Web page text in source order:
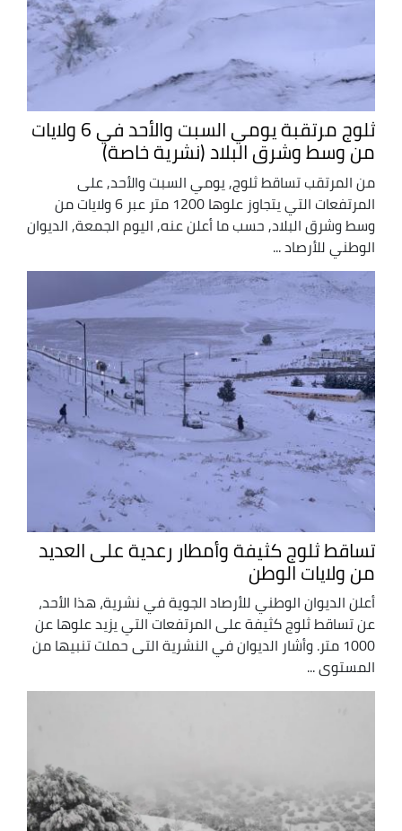
ثلوج مرتقبة يومي السبت والأحد في 6 ولايات
من وسط وشرق البلاد (نشرية خاصة)
من المرتقب تساقط ثلوج, يومي السبت والأحد, على
المرتفعات التي يتجاوز علوها 1200 متر عبر 6 ولايات من
وسط وشرق البلاد, حسب ما أعلن عنه, اليوم الجمعة, الديوان
الوطني للأرصاد ...
تساقط ثلوج كثيفة وأمطار رعدية على العديد
من ولايات الوطن
أعلن الديوان الوطني للأرصاد الجوية في نشرية، هذا الأحد،
عن تساقط ثلوج كثيفة على المرتفعات التي يزيد علوها عن
1000 متر. وأشار الديوان في النشرية التى حملت تنبيها من
المستوى ...